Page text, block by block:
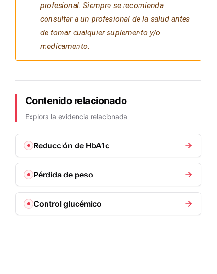
profesional. Siempre se recomienda
consultar a un profesional de la salud antes
de tomar cualquier suplemento y/o
medicamento.
Contenido relacionado
Explora la evidencia relacionada
Reducción de HbA1c
Pérdida de peso
Control glucémico